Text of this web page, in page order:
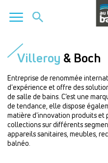
contenu
principal
Villeroy & Boch
Entreprise de renommée
d'expérience et offre des
de salle de bains. C’est une
de tendance, elle dispose
matière d'innovation produits et
collections sur différents
appareils sanitaires, meubles,
balnéo.